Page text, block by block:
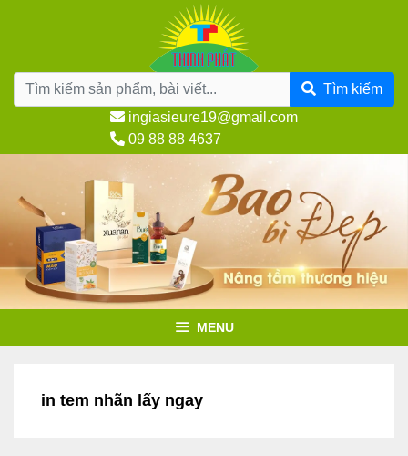
dung
Tìm kiếm
ingiasieure19@gmail.com
09 88 88 4637
MENU
in tem nhãn lấy ngay